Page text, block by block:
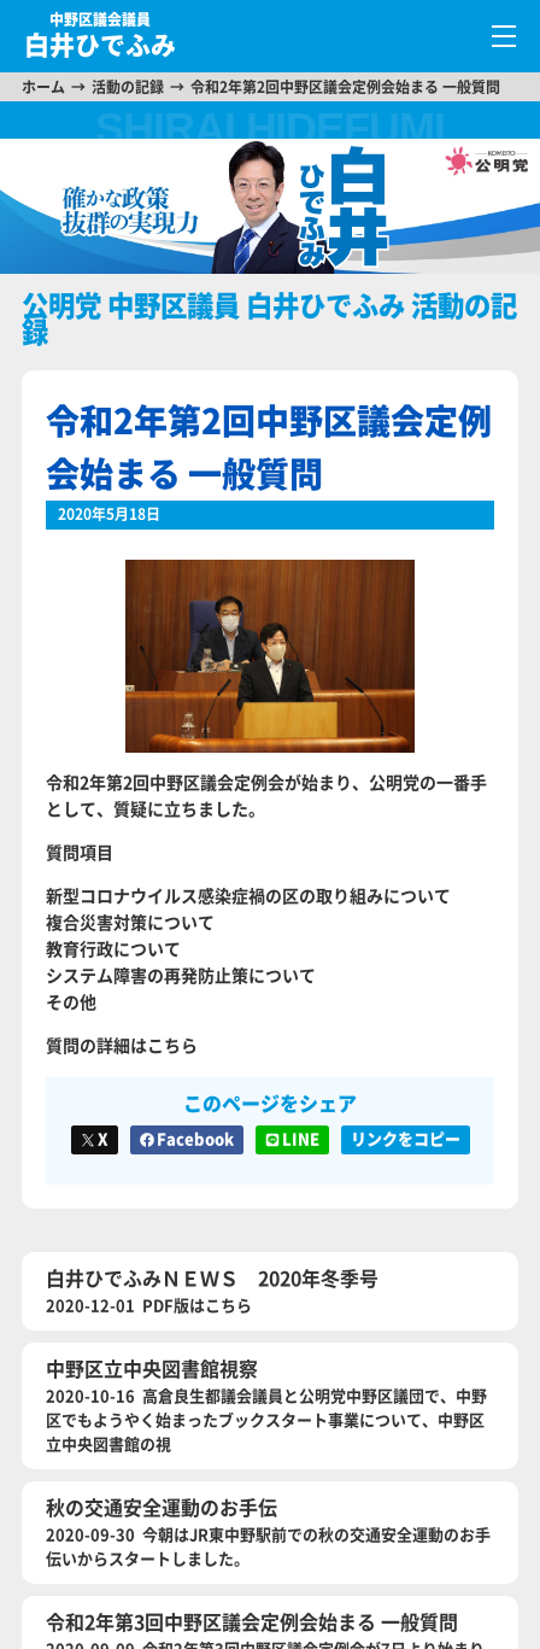
中野区議会議員
白井ひでふみ
ホーム 活動の記録 令和2年第2回中野区議会定例会始まる 一般質問
公明党 中野区議員 白井ひでふみ 活動の記
録
令和2年第2回中野区議会定例
会始まる 一般質問
2020年5月18日
令和2年第2回中野区議会定例会が始まり、公明党の一番手
として、質疑に立ちました。
質問項目
新型コロナウイルス感染症禍の区の取り組みについて
複合災害対策について
教育行政について
システム障害の再発防止策について
その他
質問の詳細はこちら
このページをシェア
X Facebook LINE リンクをコピー
白井ひでふみＮＥＷＳ 2020年冬季号
2020-12-01 PDF版はこちら
中野区立中央図書館視察
2020-10-16 高倉良生都議会議員と公明党中野区議団で、中野
区でもようやく始まったブックスタート事業について、中野区
立中央図書館の視
秋の交通安全運動のお手伝
2020-09-30 今朝はJR東中野駅前での秋の交通安全運動のお手
伝いからスタートしました。
令和2年第3回中野区議会定例会始まる 一般質問